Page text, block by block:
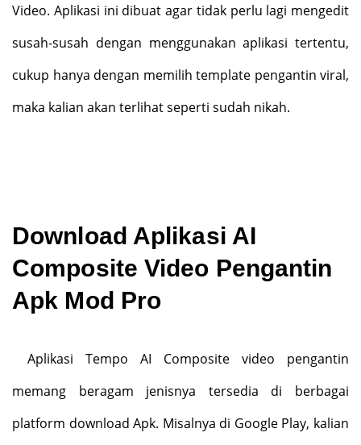
Video. Aplikasi ini dibuat agar tidak perlu lagi mengedit
susah-susah dengan menggunakan aplikasi tertentu,
cukup hanya dengan memilih template pengantin viral,
maka kalian akan terlihat seperti sudah nikah.
Download Aplikasi AI
Composite Video Pengantin
Apk Mod Pro
Aplikasi Tempo AI Composite video pengantin
memang beragam jenisnya tersedia di berbagai
platform download Apk. Misalnya di Google Play, kalian